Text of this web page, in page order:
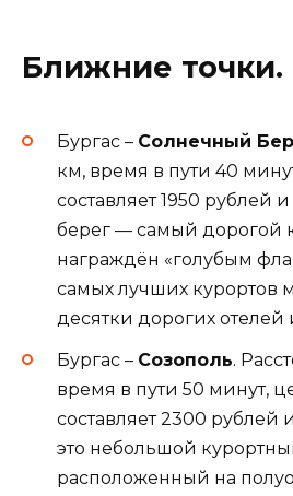
Ближние точки.
Бургас – Солнечный
км, время в пути 40
составляет 1950 рублей
берег — самый дорогой
награждён «голубым
самых лучших курортов
десятки дорогих отелей
Бургас – Созополь.
время в пути 50 минут,
составляет 2300 рублей
это небольшой
расположенный на